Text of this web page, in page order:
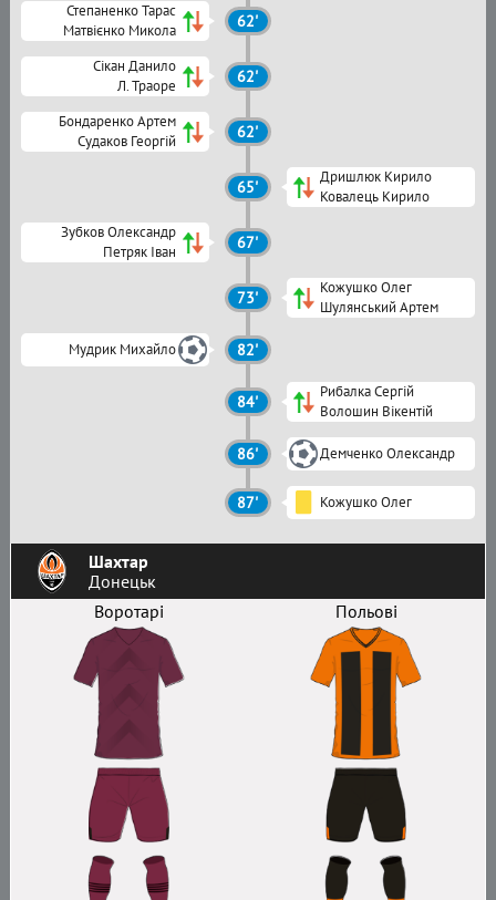
Шахтар
Донецьк
Воротарі
Польові
Степаненко Тарас
Матвієнко Микола
62'
Сікан Данило
Л. Траоре
62'
Бондаренко Артем
Судаков Георгій
62'
65'
Дришлюк Кирило
Ковалець Кирило
Зубков Олександр
Петряк Іван
67'
73'
Кожушко Олег
Шулянський Артем
Мудрик Михайло 82'
84'
Рибалка Сергій
Волошин Вікентій
86' Демченко Олександр
87' Кожушко Олег